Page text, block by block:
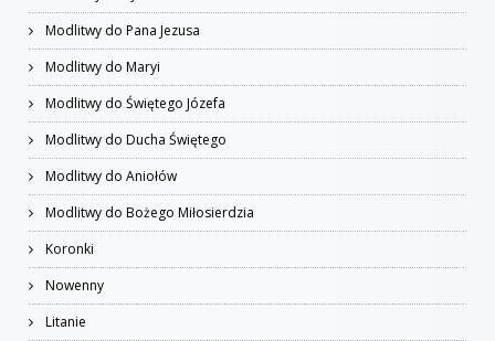
Modlitwy do Pana Jezusa
Modlitwy do Maryi
Modlitwy do Świętego Józefa
Modlitwy do Ducha Świętego
Modlitwy do Aniołów
Modlitwy do Bożego Miłosierdzia
Koronki
Nowenny
Litanie